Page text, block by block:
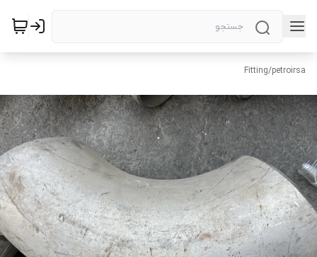
petroirsa
/
Fitting